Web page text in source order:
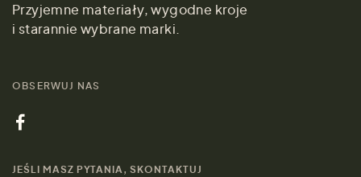
Przyjemne materiały, wygodne kroje
i starannie wybrane marki.
OBSERWUJ NAS
JEŚLI MASZ PYTANIA, SKONTAKTUJ